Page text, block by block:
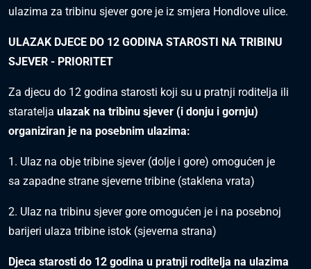
ulazima za tribinu sjever gore je iz smjera Hondlove ulice.
ULAZAK DJECE DO 12 GODINA STAROSTI NA TRIBINU
SJEVER - PRIORITET
Za djecu do 12 godina starosti koji su u pratnji roditelja ili
staratelja ulazak na tribinu sjever (i donju i gornju)
organiziran je na posebnim ulazima:
1. Ulaz na obje tribine sjever (dolje i gore) omogućen je
sa zapadne strane sjeverne tribine (staklena vrata)
2. Ulaz na tribinu sjever gore omogućen je i na posebnoj
barijeri ulaza tribine istok (sjeverna strana)
Djeca starosti do 12 godina u pratnji roditelja na ulazima